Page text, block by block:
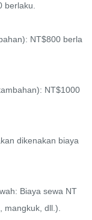
berlaku.
NT$800 berla
NT$1000
dikenakan biaya
Biaya sewa NT
mangkuk, dll.).